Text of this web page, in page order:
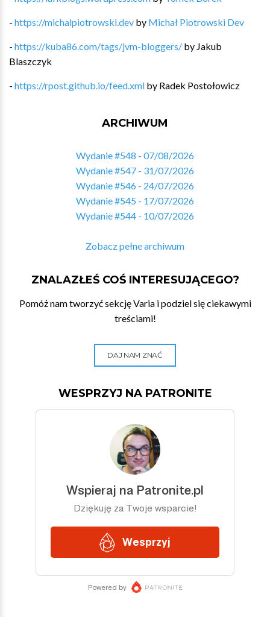
- https://michalpiotrowski.dev by Michał Piotrowski Dev
- https://kuba86.com/tags/jvm-bloggers/ by Jakub
Blaszczyk
- https://rpost.github.io/feed.xml by Radek Postołowicz
ARCHIWUM
Wydanie #548 - 07/08/2026
Wydanie #547 - 31/07/2026
Wydanie #546 - 24/07/2026
Wydanie #545 - 17/07/2026
Wydanie #544 - 10/07/2026
Zobacz pełne archiwum
ZNALAZŁEŚ COŚ INTERESUJĄCEGO?
Pomóż nam tworzyć sekcję Varia i podziel się ciekawymi
treściami!
DAJ NAM ZNAĆ
WESPRZYJ NA PATRONITE